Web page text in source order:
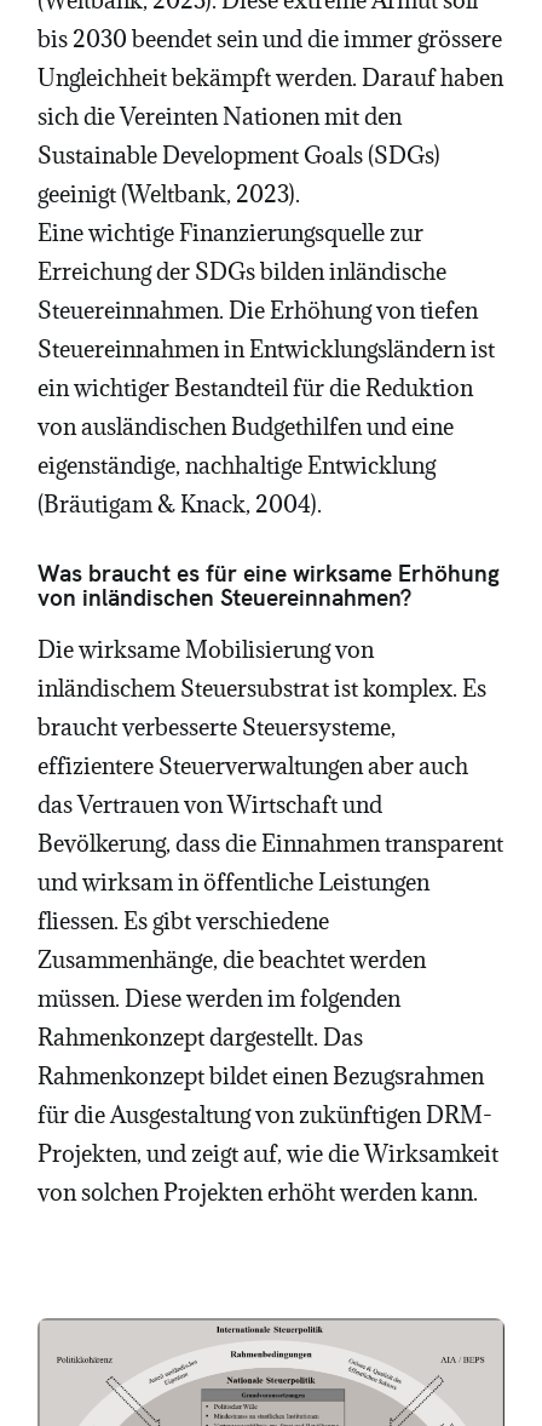
bis 2030 beendet sein und die immer grössere
Ungleichheit bekämpft werden. Darauf haben
sich die Vereinten Nationen mit den
Sustainable Development Goals (SDGs)
geeinigt (Weltbank, 2023).
Eine wichtige Finanzierungsquelle zur
Erreichung der SDGs bilden inländische
Steuereinnahmen. Die Erhöhung von tiefen
Steuereinnahmen in Entwicklungsländern ist
ein wichtiger Bestandteil für die Reduktion
von ausländischen Budgethilfen und eine
eigenständige, nachhaltige Entwicklung
(Bräutigam & Knack, 2004).
Was braucht es für eine wirksame Erhöhung
von inländischen Steuereinnahmen?
Die wirksame Mobilisierung von
inländischem Steuersubstrat ist komplex. Es
braucht verbesserte Steuersysteme,
effizientere Steuerverwaltungen aber auch
das Vertrauen von Wirtschaft und
Bevölkerung, dass die Einnahmen transparent
und wirksam in öffentliche Leistungen
fliessen. Es gibt verschiedene
Zusammenhänge, die beachtet werden
müssen. Diese werden im folgenden
Rahmenkonzept dargestellt. Das
Rahmenkonzept bildet einen Bezugsrahmen
für die Ausgestaltung von zukünftigen DRM-
Projekten, und zeigt auf, wie die Wirksamkeit
von solchen Projekten erhöht werden kann.